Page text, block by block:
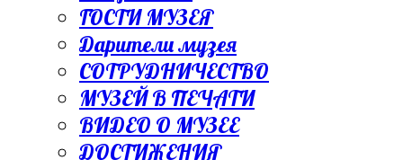
ГОСТИ МУЗЕЯ
Дарители музея
СОТРУДНИЧЕСТВО
МУЗЕЙ В ПЕЧАТИ
ВИДЕО О МУЗЕЕ
ДОСТИЖЕНИЯ